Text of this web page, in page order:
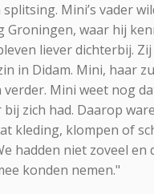
Mini’s vader
waar hij
liever dichterbij.
in Didam. Mini, haar
verder. Mini weet nog
zich had. Daarop
kleding, klompen of
hadden niet zoveel en
konden nemen."